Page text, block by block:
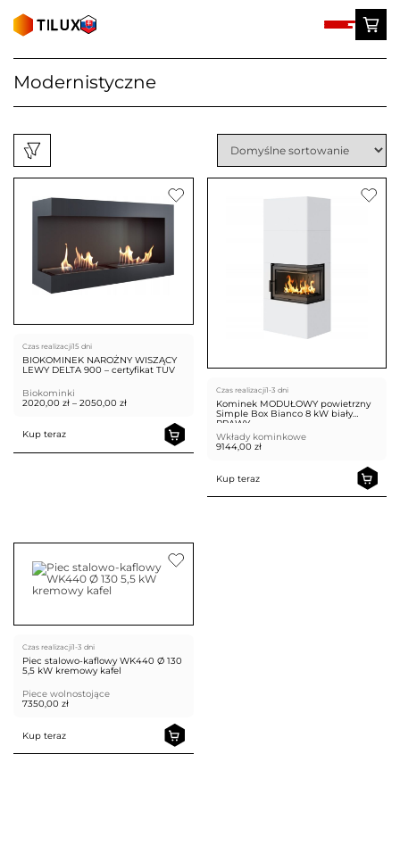
content
Modernistyczne
Czas realizacji15 dni
BIOKOMINEK NAROŻNY WISZĄCY
LEWY DELTA 900 – certyfikat TUV
Biokominki
2020,00 zł – 2050,00 złZakres
2020,00 zł
2050,00 zł
Kup teraz
Czas realizacji1-3 dni
Kominek MODUŁOWY powietrzny
Simple Box Bianco 8 kW biały
PRAWY
Wkłady kominkowe
9144,00 zł
Kup teraz
Czas realizacji1-3 dni
Piec stalowo-kaflowy WK440 Ø 130
5,5 kW kremowy kafel
Piece wolnostojące
7350,00 zł
Kup teraz